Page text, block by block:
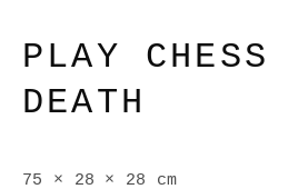
PLAY CHESS
DEATH
75 × 28 × 28 cm